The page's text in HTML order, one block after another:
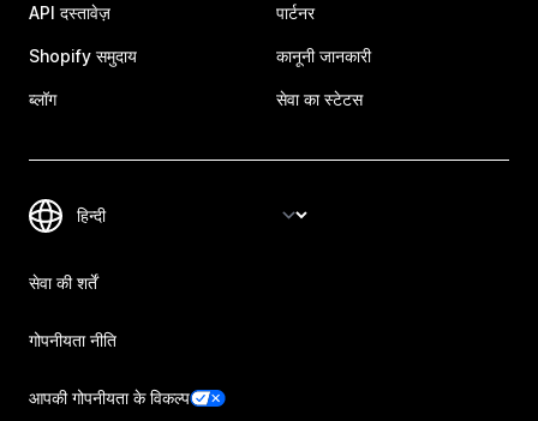
API दस्तावेज़
Shopify समुदाय
ब्लॉग
पार्टनर
कानूनी जानकारी
सेवा का स्टेटस
सेवा की शर्तें
गोपनीयता नीति
आपकी गोपनीयता के विकल्प